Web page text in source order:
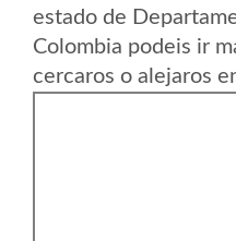
estado de
Colombia podeis ir
cercaros o alejaros